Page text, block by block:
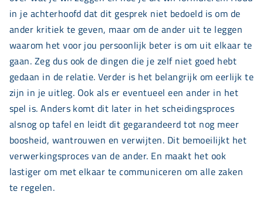
in je achterhoofd dat dit gesprek niet bedoeld is om de
ander kritiek te geven, maar om de ander uit te leggen
waarom het voor jou persoonlijk beter is om uit elkaar te
gaan. Zeg dus ook de dingen die je zelf niet goed hebt
gedaan in de relatie. Verder is het belangrijk om eerlijk te
zijn in je uitleg. Ook als er eventueel een ander in het
spel is. Anders komt dit later in het scheidingsproces
alsnog op tafel en leidt dit gegarandeerd tot nog meer
boosheid, wantrouwen en verwijten. Dit bemoeilijkt het
verwerkingsproces van de ander. En maakt het ook
lastiger om met elkaar te communiceren om alle zaken
te regelen.